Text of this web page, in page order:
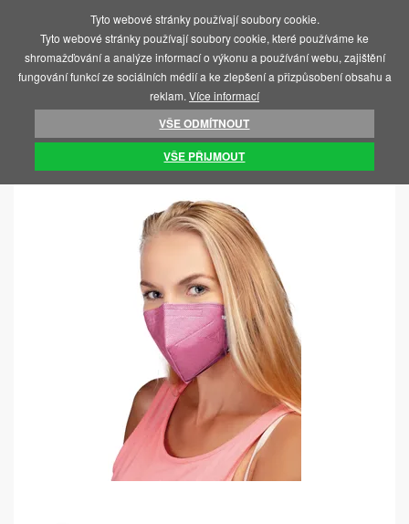
ÚVOD COVID 19 - RESPIRÁTORY, TESTY RESPIRÁTORY FFP2
Tyto webové stránky používají soubory cookie.
Tyto webové stránky používají soubory cookie, které používáme ke
shromažďování a analýze informací o výkonu a používání webu, zajištění
fungování funkcí ze sociálních médií a ke zlepšení a přizpůsobení obsahu a
reklam. Více informací
VŠE ODMÍTNOUT
VŠE PŘIJMOUT